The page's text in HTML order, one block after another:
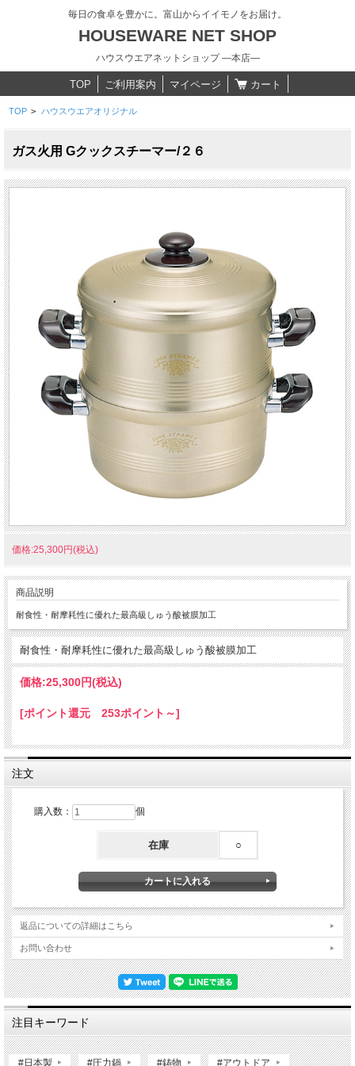
毎日の食卓を豊かに。富山からイイモノをお届け。
HOUSEWARE NET SHOP
ハウスウエアネットショップ ―本店―
TOP ご利用案内 マイページ カート
TOP > ハウスウエアオリジナル
ガス火用 Gクックスチーマー/２６
価格:25,300円(税込)
商品説明
耐食性・耐摩耗性に優れた最高級しゅう酸被膜加工
耐食性・耐摩耗性に優れた最高級しゅう酸被膜加工
価格:25,300円(税込)
[ポイント還元 253ポイント～]
注文
購入数： 個
在庫 ○
返品についての詳細はこちら
お問い合わせ
注目キーワード
#日本製 #圧力鍋 #鋳物 #アウトドア